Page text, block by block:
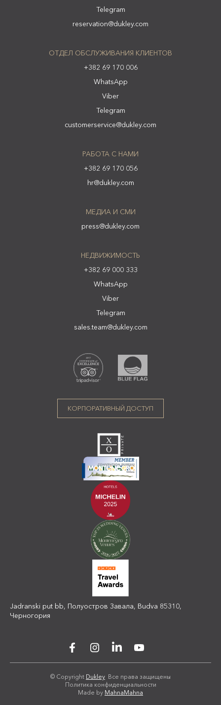
Telegram
reservation@dukley.com
ОТДЕЛ ОБСЛУЖИВАНИЯ КЛИЕНТОВ
+382 69 170 006
WhatsApp
Viber
Telegram
customerservice@dukley.com
РАБОТА С НАМИ
+382 69 170 056
hr@dukley.com
МЕДИА И СМИ
press@dukley.com
НЕДВИЖИМОСТЬ
+382 69 000 333
WhatsApp
Viber
Telegram
sales.team@dukley.com
КОРПОРАТИВНЫЙ ДОСТУП
Jadranski put bb, Полуостров Завала, Budva 85310,
Черногория
© Copyright Dukley Все права защищены
Политика конфиденциальности
Made by MahnaMahna